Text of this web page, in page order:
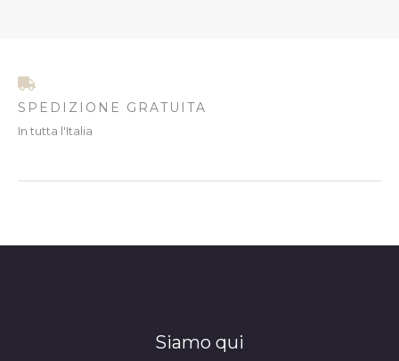
SPEDIZIONE GRATUITA
In tutta l'Italia
Siamo qui